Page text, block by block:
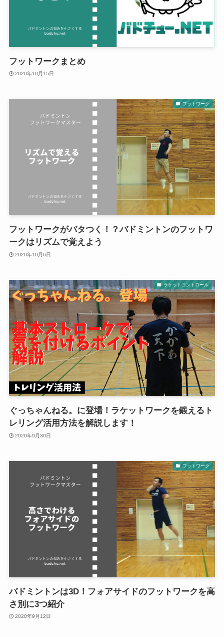
フットワークまとめ
2020年10月15日
フットワーク
フットワークがバタつく！？バドミントンのフットワ
ークはリズムで覚えよう
2020年10月6日
ラケットコントロール
ぐっちゃんねる。に登場！ラケットワークを鍛えるト
レリング活用方法を解説します！
2020年9月30日
フットワーク
バドミントンは3D！フォアサイドのフットワークを高
さ別に3つ紹介
2020年9月12日